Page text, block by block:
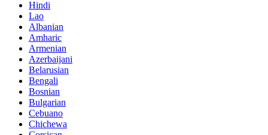
Hindi
Lao
Albanian
Amharic
Armenian
Azerbaijani
Belarusian
Bengali
Bosnian
Bulgarian
Cebuano
Chichewa